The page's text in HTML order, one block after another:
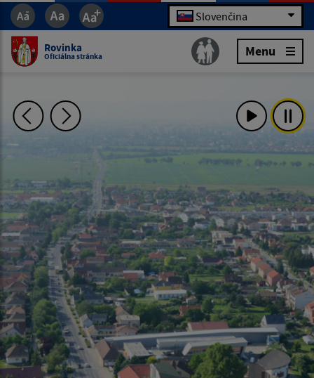
Slovenčina
Rovinka
Oficiálna stránka Menu